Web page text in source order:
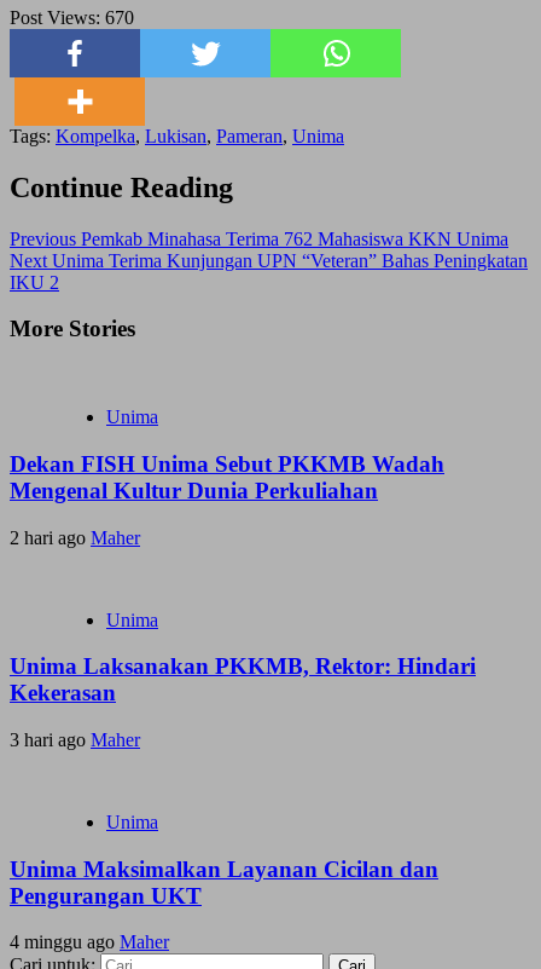
Post Views: 670
Tags: Kompelka, Lukisan, Pameran, Unima
Continue Reading
Previous Pemkab Minahasa Terima 762 Mahasiswa KKN Unima
Next Unima Terima Kunjungan UPN “Veteran” Bahas Peningkatan
IKU 2
More Stories
Unima
Dekan FISH Unima Sebut PKKMB Wadah
Mengenal Kultur Dunia Perkuliahan
2 hari ago Maher
Unima
Unima Laksanakan PKKMB, Rektor: Hindari
Kekerasan
3 hari ago Maher
Unima
Unima Maksimalkan Layanan Cicilan dan
Pengurangan UKT
4 minggu ago Maher